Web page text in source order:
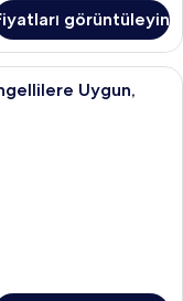
görüntüleyin
yatak takımı, odada kasa,
Uygun,